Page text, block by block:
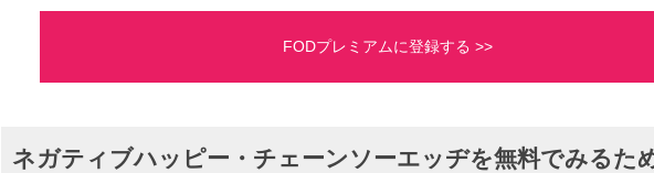
FODプレミアムに登録する >>
ネガティブハッピー・チェーンソーエッヂを無料でみるた